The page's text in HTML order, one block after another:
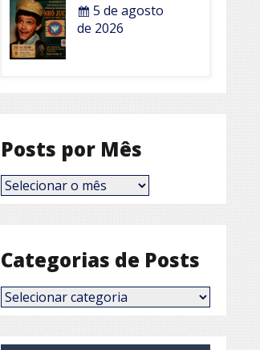
5 de agosto
de 2026
Posts por Mês
Posts
por
Categorias de Posts
Categorias
de